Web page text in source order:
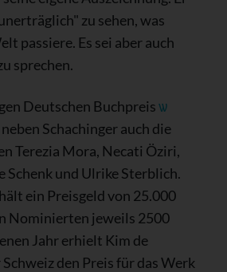
zu sehen, was
passiere. Es sei aber auch
sprechen.
Deutschen Buchpreisѡ
Schachinger auch die
Terezia Mora, Necati Öziri,
Schenk und Ulrike Sterblich.
ein Preisgeld von 25.000
Nominierten jeweils 2500
Jahr erhielt Kim de
den Preis für das Werk